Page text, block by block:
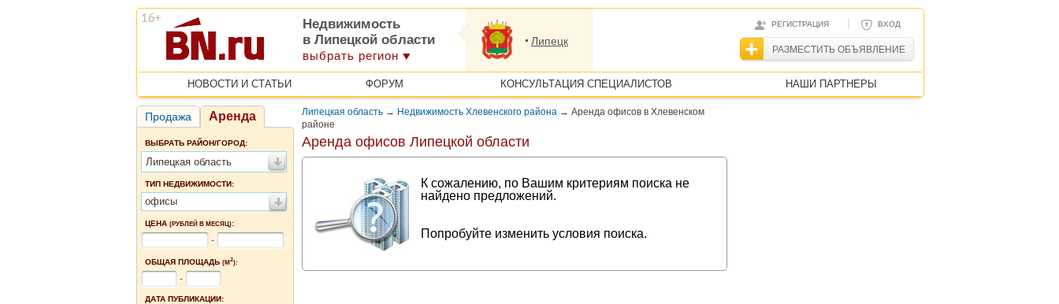
РЕГИСТРАЦИЯ | ВХОД
РАЗМЕСТИТЬ ОБЪЯВЛЕНИЕ
Недвижимость
в Липецкой области
выбрать регион
Липецк
НОВОСТИ И СТАТЬИ ФОРУМ КОНСУЛЬТАЦИЯ СПЕЦИАЛИСТОВ НАШИ ПАРТНЕРЫ
Продажа Аренда
ВЫБРАТЬ РАЙОН/ГОРОД:
Липецкая область
ТИП НЕДВИЖИМОСТИ:
офисы
ЦЕНА (РУБЛЕЙ В МЕСЯЦ):
-
ОБЩАЯ ПЛОЩАДЬ (М2):
-
ДАТА ПУБЛИКАЦИИ:
Липецкая область → Недвижимость Хлевенского района → Аренда офисов в Хлевенском
районе
Аренда офисов Липецкой области
К сожалению, по Вашим критериям поиска не
найдено предложений.
Попробуйте изменить условия поиска.